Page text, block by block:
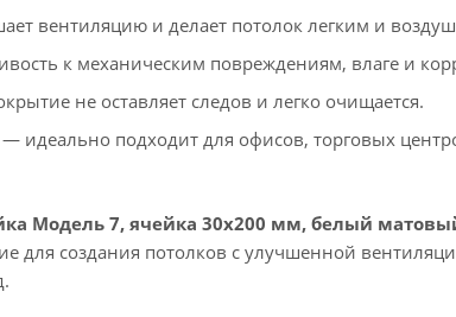
вентиляцию и делает потолок легким и
к механическим повреждениям, влаге и
не оставляет следов и легко очищается.
идеально подходит для офисов, торговых
Модель 7, ячейка 30х200 мм, белый
для создания потолков с улучшенной